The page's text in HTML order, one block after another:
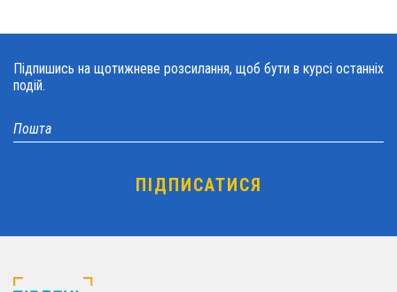
Підпишись на щотижневе розсилання, щоб бути в курсі останніх
подій.